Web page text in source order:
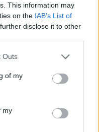
This information may
on the IAB’s List of
disclose it to other
one or more Google
You may click to
its third-party tags to
in below Google
Outs
of my
my